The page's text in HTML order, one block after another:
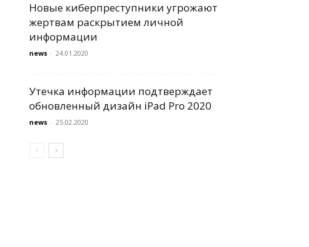
Новые киберпреступники угрожают
жертвам раскрытием личной
информации
news - 24.01.2020
Утечка информации подтверждает
обновленный дизайн iPad Pro 2020
news - 25.02.2020